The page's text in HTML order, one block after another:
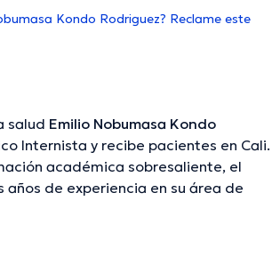
Kondo Rodriguez? Reclame este
salud Emilio Nobumasa Kondo
Internista y recibe pacientes en Cali.
académica sobresaliente, el
de experiencia en su área de